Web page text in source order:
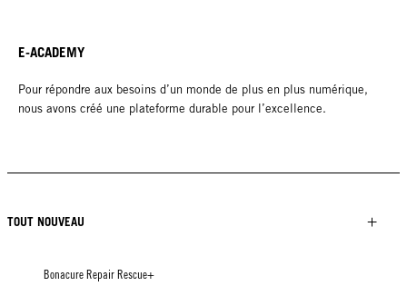
E-ACADEMY
Pour répondre aux besoins d’un monde de plus en plus numérique,
nous avons créé une plateforme durable pour l’excellence.
TOUT NOUVEAU
Bonacure Repair Rescue+